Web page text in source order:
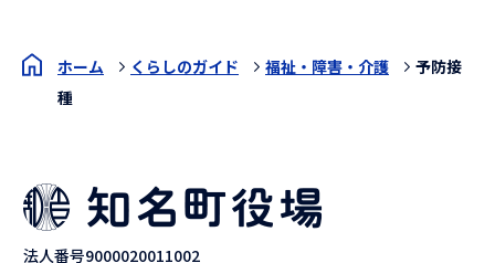
ホーム くらしのガイド 福祉・障害・介護
予防接
種
法人番号9000020011002